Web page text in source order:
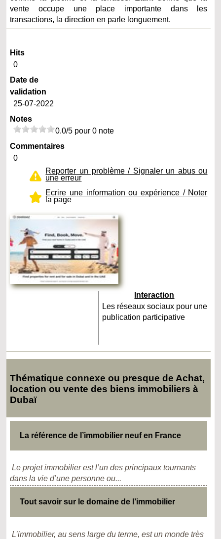
vente occupe une place importante dans les
transactions, la direction en parle longuement.
Hits
0
Date de
validation
25-07-2022
Notes
0.0/5 pour 0 note
Commentaires
0
Reporter un problème / Signaler un abus ou
une erreur
Ecrire une information ou expérience / Noter
la page
Interaction
Les réseaux sociaux pour une
publication participative
Thématique connexe ou presque de Achat,
location ou vente des biens immobiliers à
Dubaï
La référence de l’immobilier neuf en France
Le projet immobilier est l’un des principaux tournants
dans la vie d’une personne ou...
Tout savoir sur le domaine de l’immobilier
L’immobilier, au sens large du terme, est un monde très